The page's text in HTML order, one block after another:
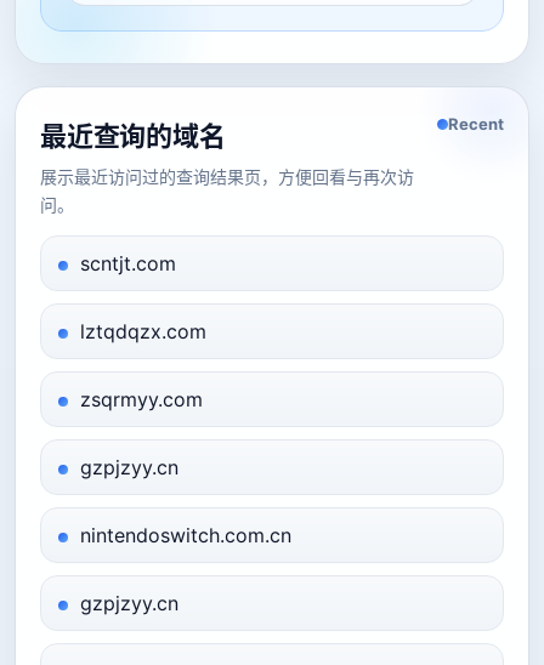
最近查询的域名
展示最近访问过的查询结果页，方便回看与再次访
问。
Recent
scntjt.com
lztqdqzx.com
zsqrmyy.com
gzpjzyy.cn
nintendoswitch.com.cn
gzpjzyy.cn